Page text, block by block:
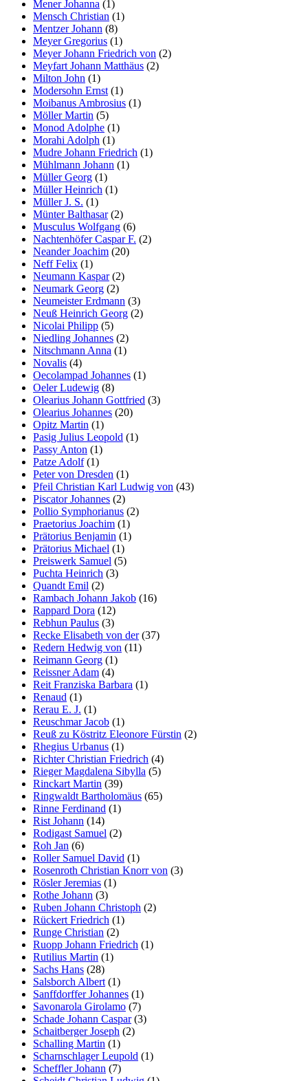
Mener Johanna (1)
Mensch Christian (1)
Mentzer Johann (8)
Meyer Gregorius (1)
Meyer Johann Friedrich von (2)
Meyfart Johann Matthäus (2)
Milton John (1)
Modersohn Ernst (1)
Moibanus Ambrosius (1)
Möller Martin (5)
Monod Adolphe (1)
Morahi Adolph (1)
Mudre Johann Friedrich (1)
Mühlmann Johann (1)
Müller Georg (1)
Müller Heinrich (1)
Müller J. S. (1)
Münter Balthasar(2)
Musculus Wolfgang (6)
Nachtenhöfer Caspar F. (2)
Neander Joachim (20)
Neff Felix (1)
Neumann Kaspar(2)
Neumark Georg (2)
Neumeister Erdmann (3)
Neuß Heinrich Georg (2)
Nicolai Philipp (5)
Niedling Johannes (2)
Nitschmann Anna (1)
Novalis (4)
Oecolampad Johannes (1)
Oeler Ludewig (8)
Olearius Johann Gottfried (3)
Olearius Johannes (20)
Opitz Martin (1)
Pasig Julius Leopold (1)
Passy Anton (1)
Patze Adolf(1)
Peter von Dresden (1)
Pfeil Christian Karl Ludwig von (43)
Piscator Johannes (2)
Pollio Symphorianus (2)
Praetorius Joachim (1)
Prätorius Benjamin (1)
Prätorius Michael (1)
Preiswerk Samuel (5)
Puchta Heinrich (3)
Quandt Emil (2)
Rambach Johann Jakob (16)
Rappard Dora (12)
Rebhun Paulus (3)
Recke Elisabeth von der(37)
Redern Hedwig von (11)
Reimann Georg (1)
Reissner Adam (4)
Reit Franziska Barbara (1)
Renaud (1)
Rerau E. J. (1)
Reuschmar Jacob (1)
Reuß zu Köstritz Eleonore Fürstin (2)
Rhegius Urbanus (1)
Richter Christian Friedrich (4)
Rieger Magdalena Sibylla (5)
Rinckart Martin (39)
Ringwaldt Bartholomäus (65)
Rinne Ferdinand (1)
Rist Johann (14)
Rodigast Samuel (2)
Roh Jan (6)
Roller Samuel David (1)
Rosenroth Christian Knorr von (3)
Rösler Jeremias (1)
Rothe Johann (3)
Ruben Johann Christoph (2)
Rückert Friedrich (1)
Runge Christian (2)
Ruopp Johann Friedrich (1)
Rutilius Martin (1)
Sachs Hans (28)
Salsborch Albert (1)
Sanffdorffer Johannes (1)
Savonarola Girolamo (7)
Schade Johann Caspar(3)
Schaitberger Joseph (2)
Schalling Martin (1)
Scharnschlager Leupold (1)
Scheffler Johann (7)